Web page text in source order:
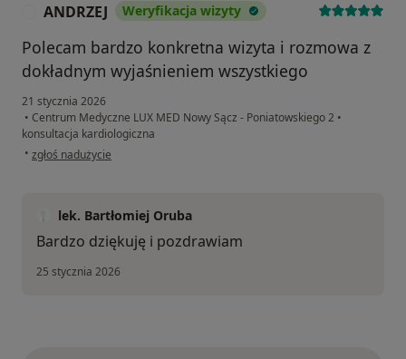
ANDRZEJ Weryfikacja wizyty
Polecam bardzo konkretna wizyta i rozmowa z
dokładnym wyjaśnieniem wszystkiego
21 stycznia 2026
• Centrum Medyczne LUX MED Nowy Sącz - Poniatowskiego 2 •
konsultacja kardiologiczna
• w opinii użytkownika ANDRZEJ
zgłoś nadużycie
lek. Bartłomiej Oruba
Bardzo dziękuję i pozdrawiam
25 stycznia 2026